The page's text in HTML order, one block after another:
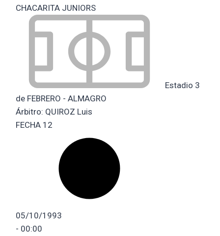
CHACARITA JUNIORS
Estadio 3
de FEBRERO - ALMAGRO
Árbitro: QUIROZ Luis
FECHA 12
05/10/1993
- 00:00